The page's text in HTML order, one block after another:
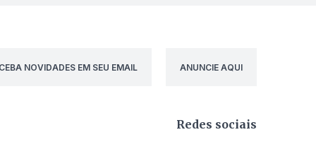
NOVIDADES EM SEU EMAIL ANUNCIE AQUI
Redes sociais